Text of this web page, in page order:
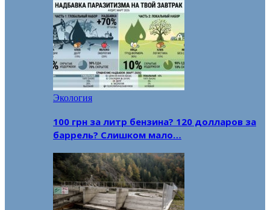
Экология
100 грн за литр бензина? 120 долларов за
баррель? Слишком мало…